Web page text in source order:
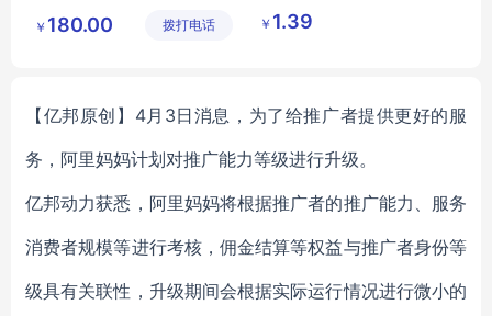
技有限公
￥ 180.00 拨打电话
护臂线渐变色
户外运动露指冰袖
￥ 1.39
【亿邦原创】4月3日消息，为了给推广者提供更好的服
务，阿里妈妈计划对推广能力等级进行升级。
亿邦动力获悉，阿里妈妈将根据推广者的推广能力、服务
消费者规模等进行考核，佣金结算等权益与推广者身份等
级具有关联性，升级期间会根据实际运行情况进行微小的